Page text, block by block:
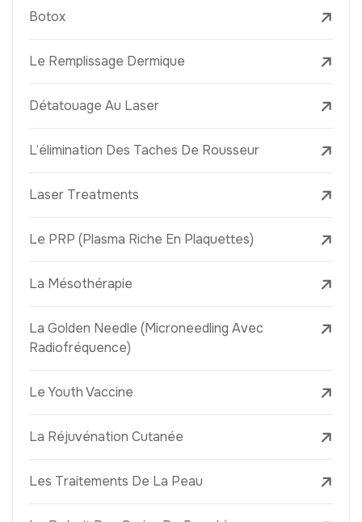
Botox
Le Remplissage Dermique
Détatouage Au Laser
L’élimination Des Taches De Rousseur
Laser Treatments
Le PRP (Plasma Riche En Plaquettes)
La Mésothérapie
La Golden Needle (Microneedling Avec
Radiofréquence)
Le Youth Vaccine
La Réjuvénation Cutanée
Les Traitements De La Peau